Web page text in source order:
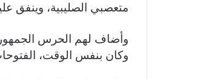
متعصبي الصليبية، وينفق
وأضاف لهم الحرس
وكان بنفس الوقت،